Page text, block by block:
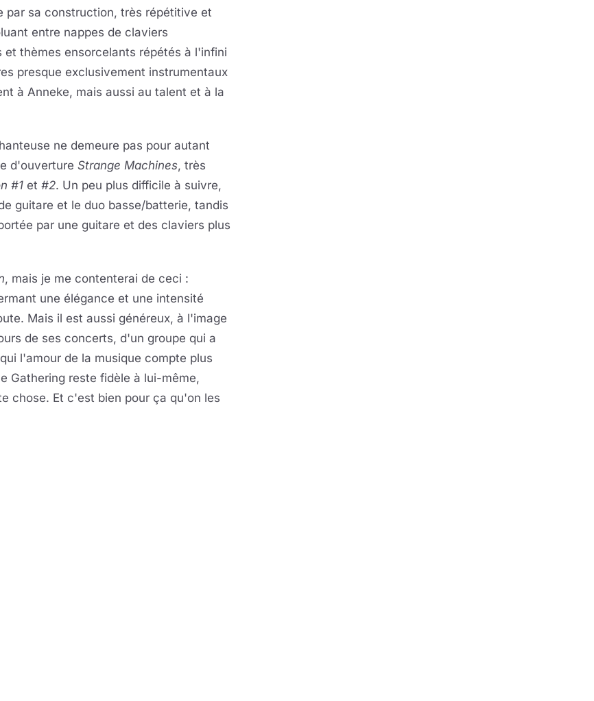
par sa construction, très répétitive et
entre nappes de claviers
thèmes ensorcelants répétés à l'infini
presque exclusivement instrumentaux
à Anneke, mais aussi au talent et à la
ne demeure pas pour autant
d'ouverture Strange Machines, très
#1 et #2. Un peu plus difficile à suivre,
guitare et le duo basse/batterie, tandis
par une guitare et des claviers plus
, mais je me contenterai de ceci :
une élégance et une intensité
Mais il est aussi généreux, à l'image
de ses concerts, d'un groupe qui a
l'amour de la musique compte plus
Gathering reste fidèle à lui-même,
chose. Et c'est bien pour ça qu'on les